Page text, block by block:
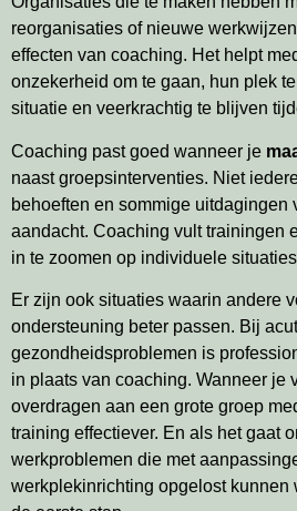
reorganisaties of nieuwe
effecten van coaching. Het helpt
onzekerheid om te gaan, hun plek
situatie en veerkrachtig te blijven
Coaching past goed wanneer je
naast groepsinterventies. Niet
behoeften en sommige uitdagingen
aandacht. Coaching vult trainingen
in te zoomen op individuele
Er zijn ook situaties waarin andere
ondersteuning beter passen. Bij
gezondheidsproblemen is
in plaats van coaching. Wanneer je
overdragen aan een grote groep
training effectiever. En als het gaat
werkproblemen die met
werkplekinrichting opgelost kunnen